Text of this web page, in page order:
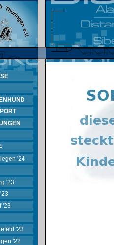
'24
'23
'23
'23
'22